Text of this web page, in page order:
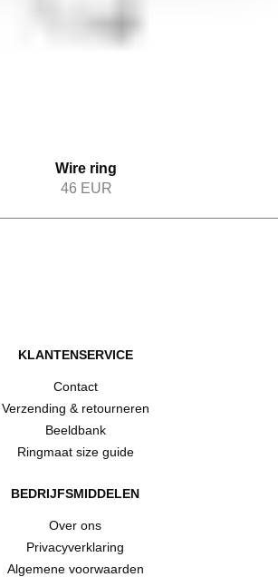
Wire ring
46 EUR
KLANTENSERVICE
Contact
Verzending & retourneren
Beeldbank
Ringmaat size guide
BEDRIJFSMIDDELEN
Over ons
Privacyverklaring
Algemene voorwaarden